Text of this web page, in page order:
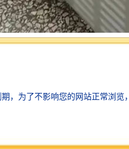
行水质污染指标的检测，
、准确，节约检测人员的
检测的效率。另一方面，